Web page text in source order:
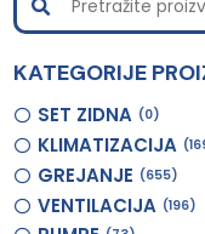
KATEGORIJE
SET ZIDNA 0
KLIMATIZACIJA
GREJANJE 655
VENTILACIJA 196